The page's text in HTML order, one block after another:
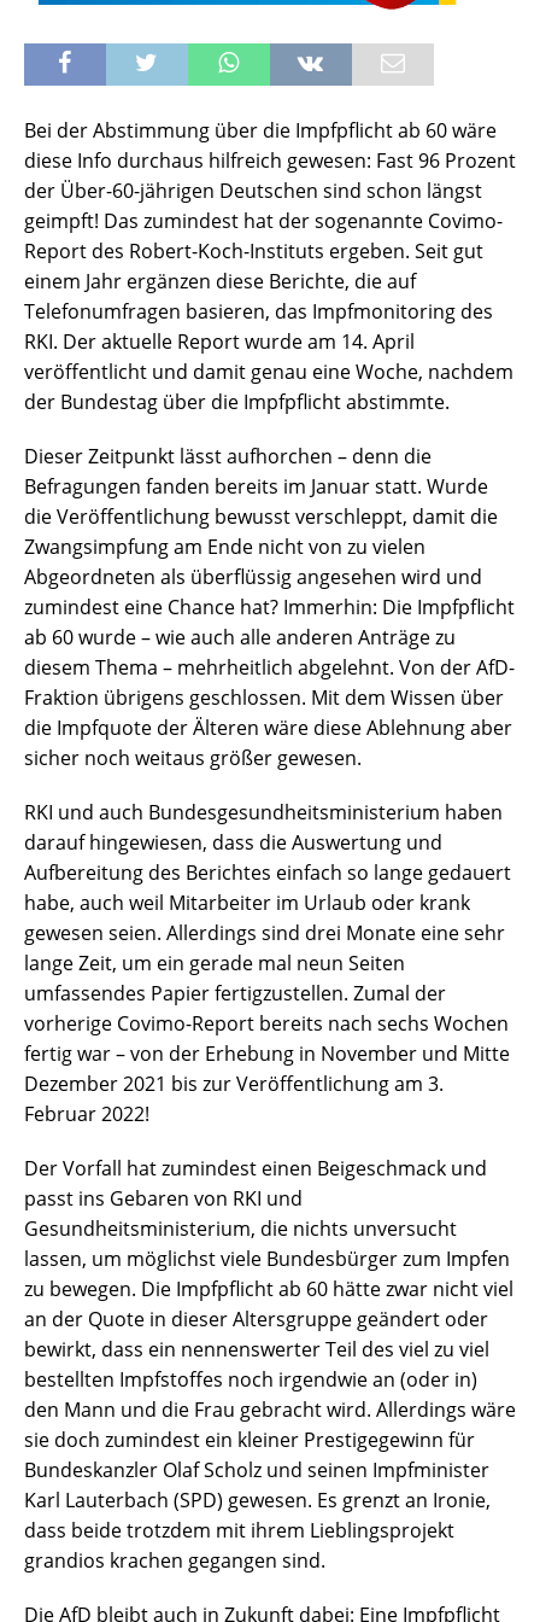
Bei der Abstimmung über die Impfpflicht ab 60 wäre
diese Info durchaus hilfreich gewesen: Fast 96 Prozent
der Über-60-jährigen Deutschen sind schon längst
geimpft! Das zumindest hat der sogenannte Covimo-
Report des Robert-Koch-Instituts ergeben. Seit gut
einem Jahr ergänzen diese Berichte, die auf
Telefonumfragen basieren, das Impfmonitoring des
RKI. Der aktuelle Report wurde am 14. April
veröffentlicht und damit genau eine Woche, nachdem
der Bundestag über die Impfpflicht abstimmte.
Dieser Zeitpunkt lässt aufhorchen – denn die
Befragungen fanden bereits im Januar statt. Wurde
die Veröffentlichung bewusst verschleppt, damit die
Zwangsimpfung am Ende nicht von zu vielen
Abgeordneten als überflüssig angesehen wird und
zumindest eine Chance hat? Immerhin: Die Impfpflicht
ab 60 wurde – wie auch alle anderen Anträge zu
diesem Thema – mehrheitlich abgelehnt. Von der AfD-
Fraktion übrigens geschlossen. Mit dem Wissen über
die Impfquote der Älteren wäre diese Ablehnung aber
sicher noch weitaus größer gewesen.
RKI und auch Bundesgesundheitsministerium haben
darauf hingewiesen, dass die Auswertung und
Aufbereitung des Berichtes einfach so lange gedauert
habe, auch weil Mitarbeiter im Urlaub oder krank
gewesen seien. Allerdings sind drei Monate eine sehr
lange Zeit, um ein gerade mal neun Seiten
umfassendes Papier fertigzustellen. Zumal der
vorherige Covimo-Report bereits nach sechs Wochen
fertig war – von der Erhebung in November und Mitte
Dezember 2021 bis zur Veröffentlichung am 3.
Februar 2022!
Der Vorfall hat zumindest einen Beigeschmack und
passt ins Gebaren von RKI und
Gesundheitsministerium, die nichts unversucht
lassen, um möglichst viele Bundesbürger zum Impfen
zu bewegen. Die Impfpflicht ab 60 hätte zwar nicht viel
an der Quote in dieser Altersgruppe geändert oder
bewirkt, dass ein nennenswerter Teil des viel zu viel
bestellten Impfstoffes noch irgendwie an (oder in)
den Mann und die Frau gebracht wird. Allerdings wäre
sie doch zumindest ein kleiner Prestigegewinn für
Bundeskanzler Olaf Scholz und seinen Impfminister
Karl Lauterbach (SPD) gewesen. Es grenzt an Ironie,
dass beide trotzdem mit ihrem Lieblingsprojekt
grandios krachen gegangen sind.
Die AfD bleibt auch in Zukunft dabei: Eine Impfpflicht